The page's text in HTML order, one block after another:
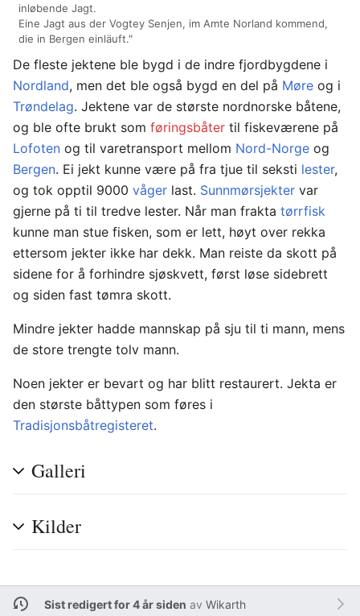
inløbende Jagt.
Eine Jagt aus der Vogtey Senjen, im Amte Norland kommend,
die in Bergen einläuft."
De fleste jektene ble bygd i de indre fjordbygdene i
Nordland, men det ble også bygd en del på Møre og i
Trøndelag. Jektene var de største nordnorske båtene,
og ble ofte brukt som føringsbåter til fiskeværene på
Lofoten og til varetransport mellom Nord-Norge og
Bergen. Ei jekt kunne være på fra tjue til seksti lester,
og tok opptil 9000 våger last. Sunnmørsjekter var
gjerne på ti til tredve lester. Når man frakta tørrfisk
kunne man stue fisken, som er lett, høyt over rekka
ettersom jekter ikke har dekk. Man reiste da skott på
sidene for å forhindre sjøskvett, først løse sidebrett
og siden fast tømra skott.
Mindre jekter hadde mannskap på sju til ti mann, mens
de store trengte tolv mann.
Noen jekter er bevart og har blitt restaurert. Jekta er
den største båttypen som føres i
Tradisjonsbåtregisteret.
Galleri
Kilder
Sist redigert for 4 år siden av Wikarth